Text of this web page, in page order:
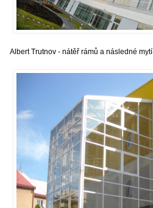
Albert Trutnov - nátěř rámů a následné